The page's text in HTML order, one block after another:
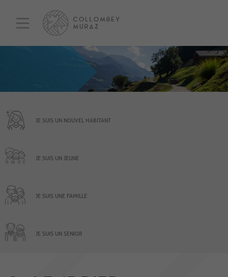
JE SUIS UN NOUVEL HABITANT
JE SUIS UN JEUNE
JE SUIS UNE FAMILLE
JE SUIS UN SENIOR